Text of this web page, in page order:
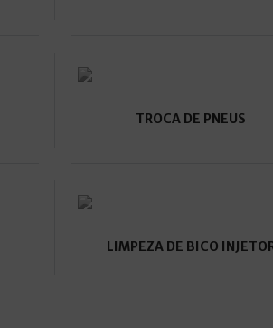
TROCA DE PNEUS
LIMPEZA DE BICO